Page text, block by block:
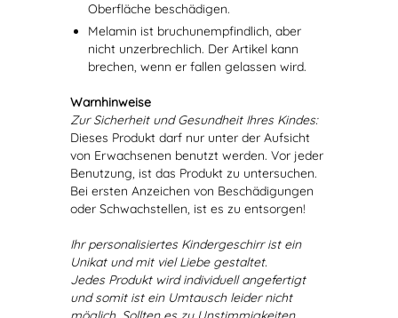
Oberfläche beschädigen.
Melamin ist bruchunempfindlich, aber
nicht unzerbrechlich. Der Artikel kann
brechen, wenn er fallen gelassen wird.
Warnhinweise
Zur Sicherheit und Gesundheit Ihres Kindes:
Dieses Produkt darf nur unter der Aufsicht
von Erwachsenen benutzt werden. Vor jeder
Benutzung, ist das Produkt zu untersuchen.
Bei ersten Anzeichen von Beschädigungen
oder Schwachstellen, ist es zu entsorgen!
Ihr personalisiertes Kindergeschirr ist ein
Unikat und mit viel Liebe gestaltet.
Jedes Produkt wird individuell angefertigt
und somit ist ein Umtausch leider nicht